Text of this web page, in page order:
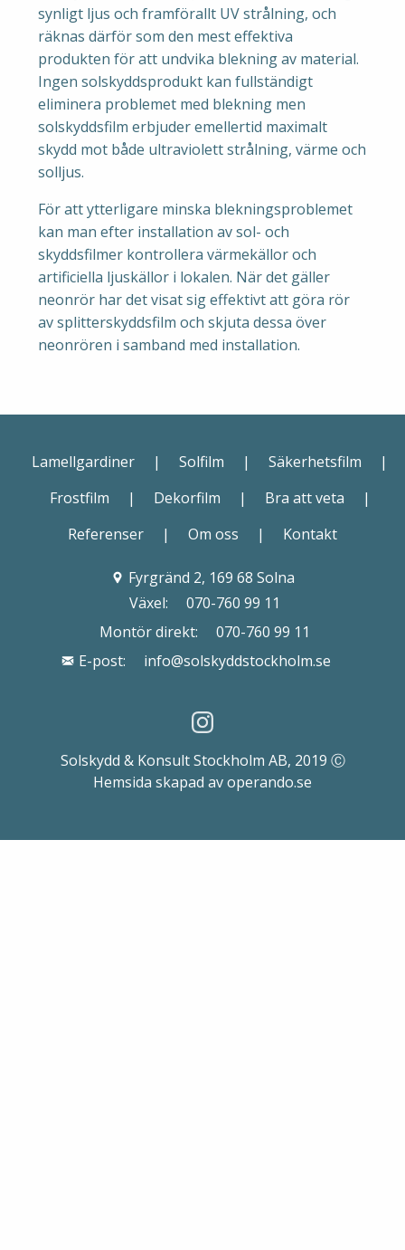
synligt ljus och framförallt UV strålning, och
räknas därför som den mest effektiva
produkten för att undvika blekning av material.
Ingen solskyddsprodukt kan fullständigt
eliminera problemet med blekning men
solskyddsfilm erbjuder emellertid maximalt
skydd mot både ultraviolett strålning, värme och
solljus.
För att ytterligare minska blekningsproblemet
kan man efter installation av sol- och
skyddsfilmer kontrollera värmekällor och
artificiella ljuskällor i lokalen. När det gäller
neonrör har det visat sig effektivt att göra rör
av splitterskyddsfilm och skjuta dessa över
neonrören i samband med installation.
Lamellgardiner | Solfilm | Säkerhetsfilm
|
Frostfilm
| Dekorfilm | Bra att veta
|
Referenser
| Om oss | Kontakt
Fyrgränd 2, 169 68 Solna
Växel:
070-760 99 11
Montör direkt:
070-760 99 11
E-post:
info@solskyddstockholm.se
Solskydd & Konsult Stockholm AB, 2019 Ⓒ
Hemsida skapad av operando.se